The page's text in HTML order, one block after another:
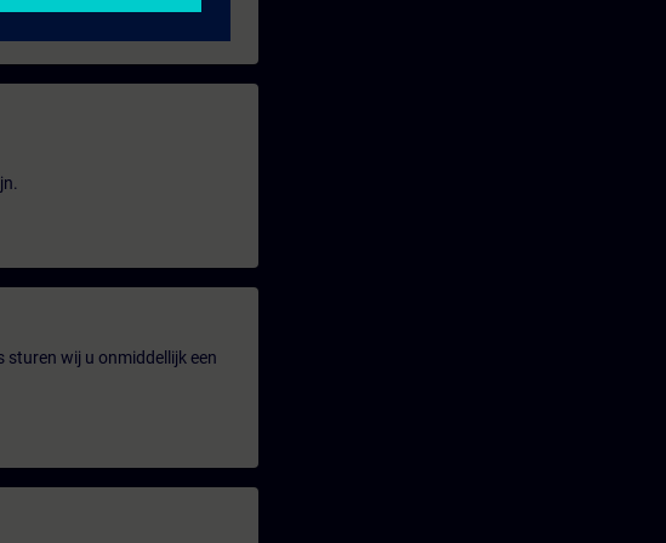
sturen wij u onmiddellijk een